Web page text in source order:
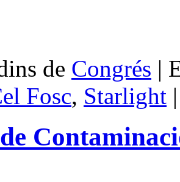
de Congrés |
Fosc, Starlight |